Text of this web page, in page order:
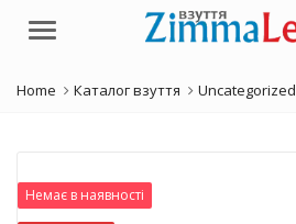
Menu
Home Каталог взуття Uncategorized
Немає в наявності